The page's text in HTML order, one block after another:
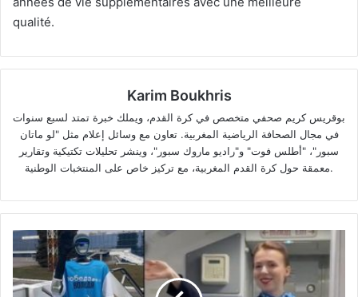
qualité.
Karim Boukhris
بوقريس كريم صحفي متخصص في كرة القدم، ويملك خبرة تمتد لسبع سنوات
في مجال الصحافة الرياضية المغربية. تعاون مع وسائل إعلام مثل "لو ماتان
سبور"، "أطلس فوت" و"راديو ماروك سبور"، وينشر تحليلات تكتيكية وتقارير
معمقة حول كرة القدم المغربية، مع تركيز خاص على المنتخبات الوطنية.
Une
compagnie
aérienne
russe